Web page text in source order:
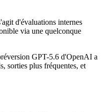
d'évaluations internes
via une quelconque
GPT-5.6 d'OpenAI a
sorties plus fréquentes, et